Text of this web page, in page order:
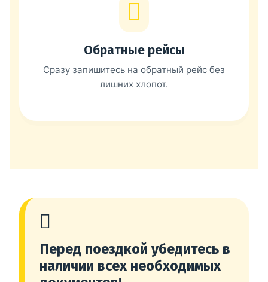
Обратные рейсы
Сразу запишитесь на обратный рейс без
лишних хлопот.
Перед поездкой убедитесь в
наличии всех необходимых